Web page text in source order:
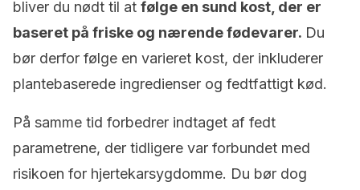
bliver du nødt til at følge en sund kost, der er
baseret på friske og nærende fødevarer. Du
bør derfor følge en varieret kost, der inkluderer
plantebaserede ingredienser og fedtfattigt kød.
På samme tid forbedrer indtaget af fedt
parametrene, der tidligere var forbundet med
risikoen for hjertekarsygdomme. Du bør dog